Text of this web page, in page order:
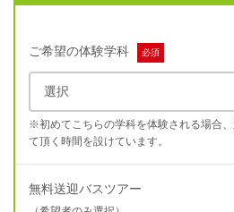
ご希望の体験学科 必須
※初めてこちらの学科を体験される場合
て頂く時間を設けています。
無料送迎バスツアー